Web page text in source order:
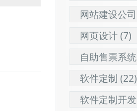
网站建设公司
网页设计(7)
自助售票系统
软件定制 (22)
软件定制开发